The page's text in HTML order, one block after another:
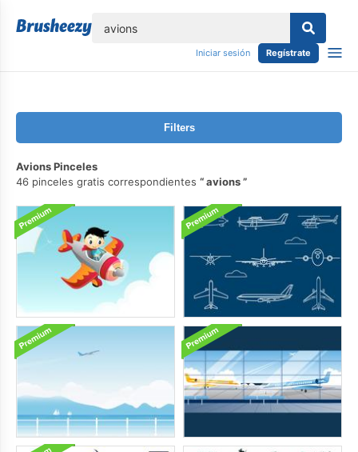
Iniciar sesión Regístrate
Filters
Avions Pinceles
46 pinceles gratis correspondientes
avions